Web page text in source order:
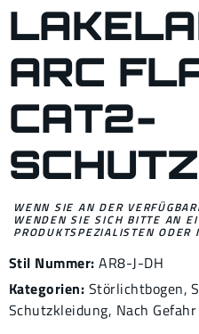
ARC
CAT2-
WENN SIE AN DER
WENDEN SIE SICH BITTE AN
PRODUKTSPEZIALISTEN
Stil Nummer: AR8-J-DH
Kategorien: Störlichtbogen,
Schutzkleidung, Nach Gefahr